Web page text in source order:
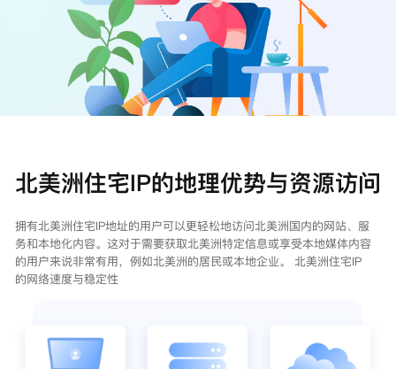
北美洲住宅IP的地理优势与资源访问
拥有北美洲住宅IP地址的用户可以更轻松地访问北美洲国内的网站、服
务和本地化内容。这对于需要获取北美洲特定信息或享受本地媒体内容
的用户来说非常有用，例如北美洲的居民或本地企业。 北美洲住宅IP
的网络速度与稳定性